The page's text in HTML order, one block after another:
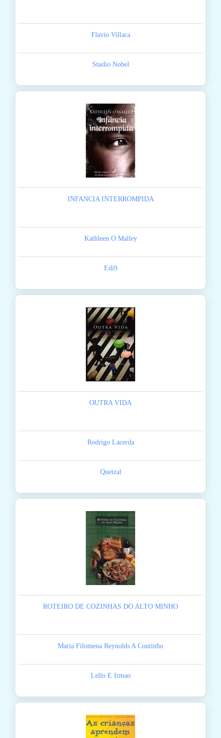
Flavio Villaca
Studio Nobel
INFANCIA INTERROMPIDA
Kathleen O Malley
Edi9
OUTRA VIDA
Rodrigo Lacerda
Quetzal
ROTEIRO DE COZINHAS DO ALTO MINHO
Maria Filomena Reynolds A Coutinho
Lello E Irmao